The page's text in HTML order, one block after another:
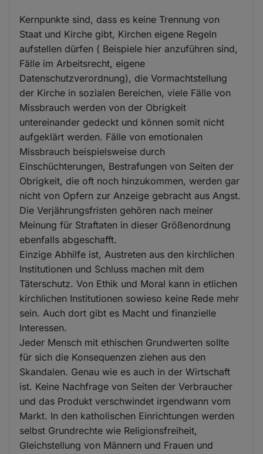
Kernpunkte sind, dass es keine Trennung von
Staat und Kirche gibt, Kirchen eigene Regeln
aufstellen dürfen ( Beispiele hier anzuführen sind,
Fälle im Arbeitsrecht, eigene
Datenschutzverordnung), die Vormachtstellung
der Kirche in sozialen Bereichen, viele Fälle von
Missbrauch werden von der Obrigkeit
untereinander gedeckt und können somit nicht
aufgeklärt werden. Fälle von emotionalen
Missbrauch beispielsweise durch
Einschüchterungen, Bestrafungen von Seiten der
Obrigkeit, die oft noch hinzukommen, werden gar
nicht von Opfern zur Anzeige gebracht aus Angst.
Die Verjährungsfristen gehören nach meiner
Meinung für Straftaten in dieser Größenordnung
ebenfalls abgeschafft.
Einzige Abhilfe ist, Austreten aus den kirchlichen
Institutionen und Schluss machen mit dem
Täterschutz. Von Ethik und Moral kann in etlichen
kirchlichen Institutionen sowieso keine Rede mehr
sein. Auch dort gibt es Macht und finanzielle
Interessen.
Jeder Mensch mit ethischen Grundwerten sollte
für sich die Konsequenzen ziehen aus den
Skandalen. Genau wie es auch in der Wirtschaft
ist. Keine Nachfrage von Seiten der Verbraucher
und das Produkt verschwindet irgendwann vom
Markt. In den katholischen Einrichtungen werden
selbst Grundrechte wie Religionsfreiheit,
Gleichstellung von Männern und Frauen und